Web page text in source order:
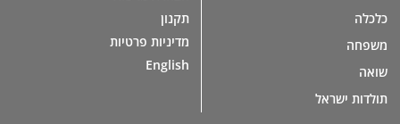
כלכלה
משפחה
שואה
תולדות ישראל
תקנון
מדיניות פרטיות
English